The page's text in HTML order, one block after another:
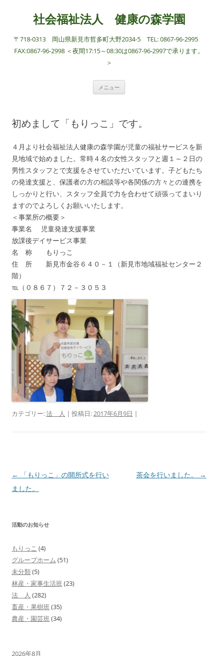
社会福祉法人 健康の森学園
〒718-0313 岡山県新見市哲多町大野2034-5 TEL: 0867-96-2995
FAX:0867-96-2998 ＜夜間17:15～08:30は0867-96-2997で承ります。
＞
メニュー
ス
キ
プ
初めまして「もりっこ」です。
４月より社会福祉法人健康の森学園が児童の福祉サービスを新
見地域で始めました。常時４名の女性スタッフと週１～２日の
男性スタッフとで支援をさせていただいています。子どもたち
の発達支援と、保護者の方の相談等や各関係の方々との連携を
しっかりと行い、スタッフ全員で力を合わせて頑張ってまいり
ますのでよろしくお願いいたします。
＜事業所の概要＞
事業名 児童発達支援事業
放課後デイサービス事業
名 称 もりっこ
住 所 新見市金谷６４０－１（新見市地域福祉センター２
階）
℡（０８６７）７２－３０５３
カテゴリー:法 人 | 投稿日:2017年6月9日 |
投
稿
ゲ
シ
ョ
ン
←
「もりっこ」の開所式を行い
ました。
茶会を行いました。 →
活動のお知らせ
もりっこ (4)
グループホーム (51)
未分類(5)
林産・家事生活班(23)
法 人 (282)
畜産・果樹班(35)
農産・園芸班(34)
2026年8月